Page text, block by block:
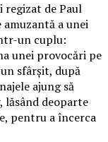
regizat de Paul
a unei
un cuplu:
unei provocări pe
sfârșit, după
ajung să
lăsând deoparte
pentru a încerca